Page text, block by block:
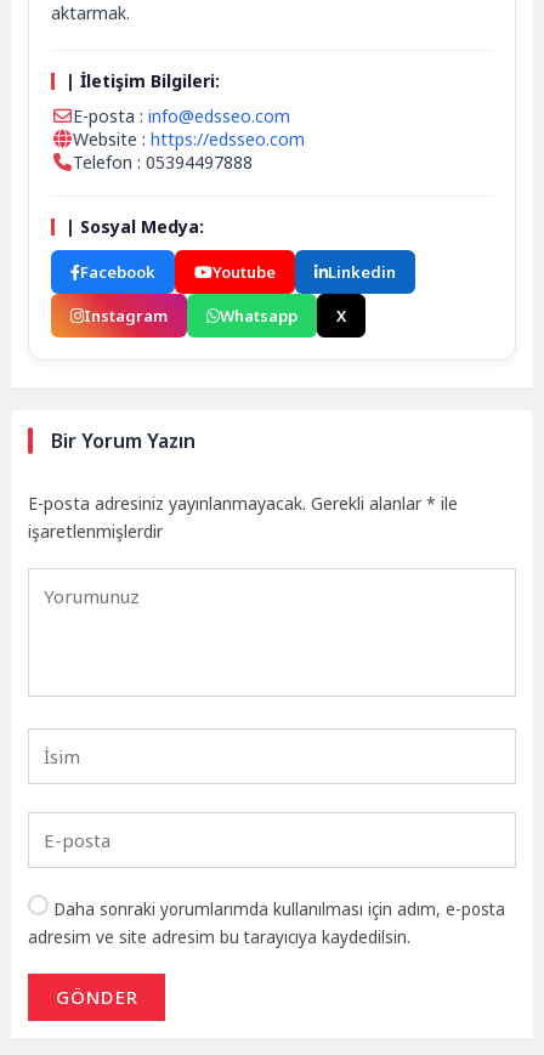
aktarmak.
| İletişim Bilgileri:
E-posta :info@edsseo.com
Website :https://edsseo.com
Telefon : 05394497888
| Sosyal Medya:
Facebook Youtube
Linkedin
Instagram
Whatsapp X
Bir Yorum Yazın
E-posta adresiniz yayınlanmayacak. Gerekli alanlar* ile
işaretlenmişlerdir
Daha sonraki yorumlarımda kullanılması için adım, e-posta
adresim ve site adresim bu tarayıcıya kaydedilsin.
GÖNDER